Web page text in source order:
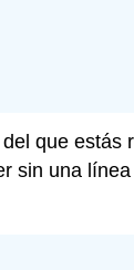
que
sin una